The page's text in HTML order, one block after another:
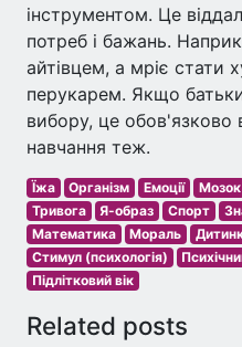
інструментом. Це
потреб і бажань.
айтівцем, а мріє стати
перукарем. Якщо
вибору, це обов'язково
навчання теж.
Їжа Організм Емоції Мозок
Тривога
Я-образ Спорт
Математика
Мораль
Стимул (психологія)
Підлітковий вік
Related posts